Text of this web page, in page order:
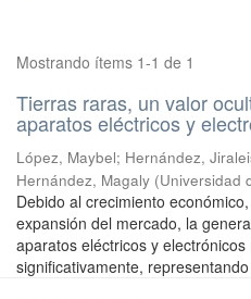
Mostrando ítems 1-1 de 1
Tierras raras, un valor
aparatos eléctricos y
López, Maybel; Hernández,
Hernández, Magaly (Universidad
Debido al crecimiento
expansión del mercado, la
aparatos eléctricos y
significativamente,